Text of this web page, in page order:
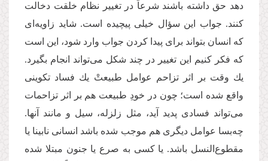
دهد حق داشته باشند شرعاً در تغییر نظام خلقت دخالت
كنند. جواب این سؤال خیلی پیچیده است. شاید زاویه‌ای
كه انسان بتواند برای پیدا كردن جواب وارد شود، این است
كه فكر كنیم این تغییر در چند شكل می‌تواند انجام بگیرد.
یك وقت بر اثر تزاحم عوامل طبیعتْ یك فساد تكوینی
واقع شده است؛ چون در خودِ طبیعت هم بر اثر تزاحمات
می‌تواند فسادی پدید آید، مثل زلزله، سیل و مانند آنها.
چه‌بسا عوامل دیگری هم موجب شده باشد انسانی نابینا یا
مقطوع‌النسل باشد. یا كسی به صرع یا جنون مبتلا شده